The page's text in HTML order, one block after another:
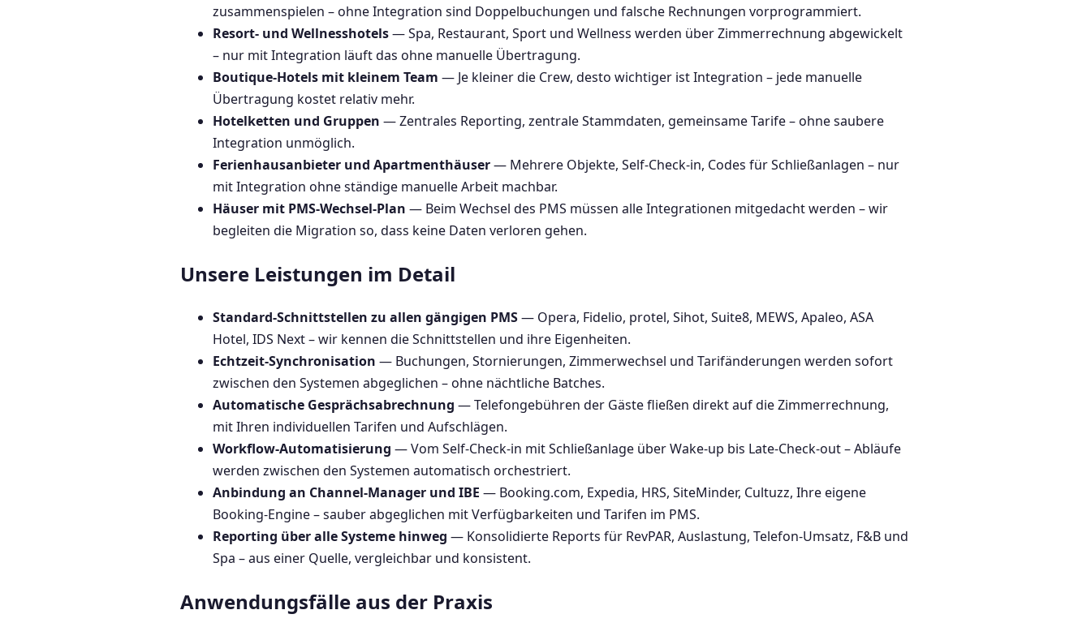
zusammenspielen – ohne Integration sind Doppelbuchungen und falsche Rechnungen vorprogrammiert.
Resort- und Wellnesshotels— Spa, Restaurant, Sport und Wellness werden über Zimmerrechnung abgewickelt
– nur mit Integration läuft das ohne manuelle Übertragung.
Boutique-Hotels mit kleinem Team — Je kleiner die Crew, desto wichtiger ist Integration – jede manuelle
Übertragung kostet relativ mehr.
Hotelketten und Gruppen — Zentrales Reporting, zentrale Stammdaten, gemeinsame Tarife – ohne saubere
Integration unmöglich.
Ferienhausanbieter und Apartmenthäuser— Mehrere Objekte, Self-Check-in, Codes für Schließanlagen – nur
mit Integration ohne ständige manuelle Arbeit machbar.
Häuser mit PMS-Wechsel-Plan — Beim Wechsel des PMS müssen alle Integrationen mitgedacht werden – wir
begleiten die Migration so, dass keine Daten verloren gehen.
Unsere Leistungen im Detail
Standard-Schnittstellen zu allen gängigen PMS— Opera, Fidelio, protel, Sihot, Suite8, MEWS, Apaleo, ASA
Hotel, IDS Next – wir kennen die Schnittstellen und ihre Eigenheiten.
Echtzeit-Synchronisation — Buchungen, Stornierungen, Zimmerwechsel und Tarifänderungen werden sofort
zwischen den Systemen abgeglichen – ohne nächtliche Batches.
Automatische Gesprächsabrechnung — Telefongebühren der Gäste fließen direkt auf die Zimmerrechnung,
mit Ihren individuellen Tarifen und Aufschlägen.
Workflow-Automatisierung — Vom Self-Check-in mit Schließanlage über Wake-up bis Late-Check-out – Abläufe
werden zwischen den Systemen automatisch orchestriert.
Anbindung an Channel-Manager und IBE — Booking.com, Expedia, HRS, SiteMinder, Cultuzz, Ihre eigene
Booking-Engine – sauber abgeglichen mit Verfügbarkeiten und Tarifen im PMS.
Reporting über alle Systeme hinweg — Konsolidierte Reports für RevPAR, Auslastung, Telefon-Umsatz, F&B und
Spa – aus einer Quelle, vergleichbar und konsistent.
Anwendungsfälle aus der Praxis